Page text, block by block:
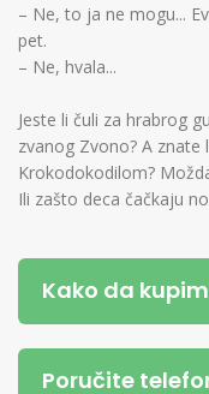
– Ne, to ja ne mogu...
pet.
– Ne, hvala...
Jeste li čuli za hrabrog
zvanog Zvono? A
Krokodokodilom?
Ili zašto deca čačkaju
Kako da
Poručite